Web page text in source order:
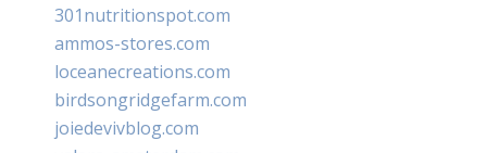
301nutritionspot.com
ammos-stores.com
loceanecreations.com
birdsongridgefarm.com
joiedevivblog.com